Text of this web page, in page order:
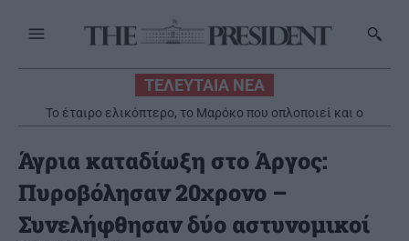
ΤΕΛΕΥΤΑΙΑ ΝΕΑ
Το έταιρο ελικόπτερο, το Μαρόκο που οπλοποιεί και ο
κρεοπαγγελός – Γράφει η Αγγελική Κώττη
Άγρια καταδίωξη στο Άργος:
Πυροβόλησαν 20χρονο –
Συνελήφθησαν δύο αστυνομικοί